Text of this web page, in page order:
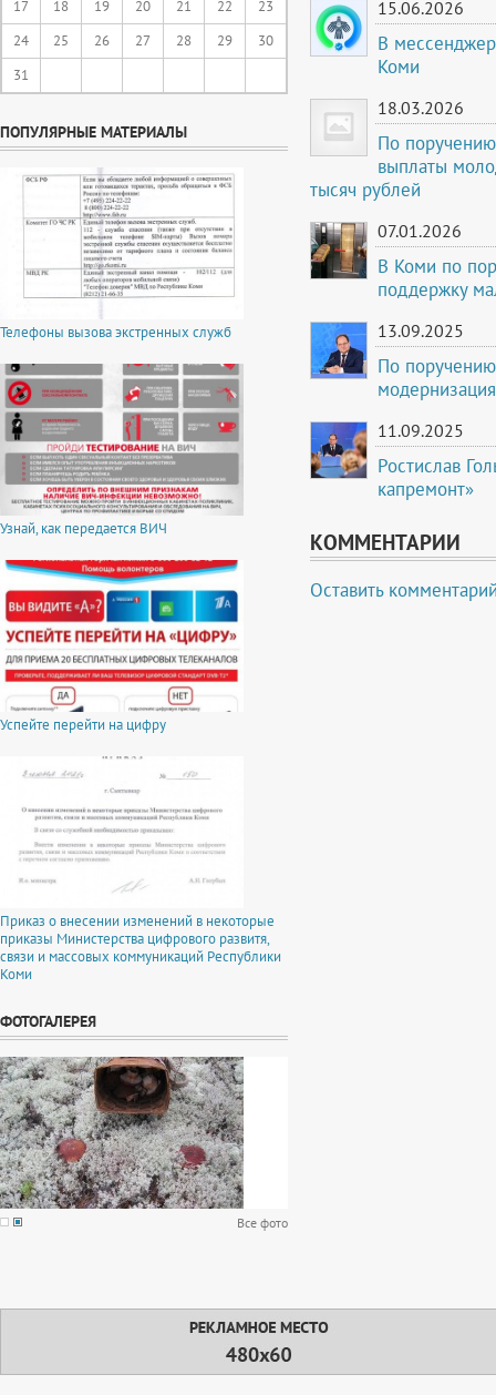
17
18 19 20 21 22
23
24
25 26 27 28 29
30
31
ПОПУЛЯРНЫЕ МАТЕРИАЛЫ
Телефоны вызова экстренных служб
Узнай, как передается ВИЧ
Успейте перейти на цифру
Приказ о внесении изменений в некоторые
приказы Министерства цифрового развитя,
связи и массовых коммуникаций Республики
Коми
ФОТОГАЛЕРЕЯ
Все фото
15.06.2026
В
Коми
18.03.2026
По
выплаты
тысяч рублей
07.01.2026
В Коми по
поддержку
13.09.2025
По
11.09.2025
Ростислав
капремонт»
КОММЕНТАРИИ
Оставить